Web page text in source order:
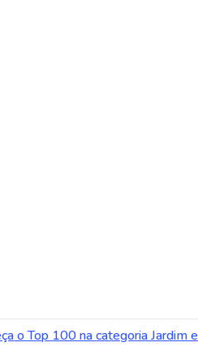
o Top 100 na categoria Jardim e